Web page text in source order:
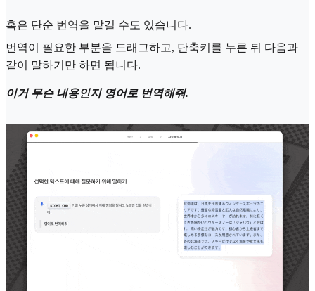
혹은 단순 번역을 맡길 수도 있습니다.
번역이 필요한 부분을 드래그하고, 단축키를 누른 뒤 다음과
같이 말하기만 하면 됩니다.
이거 무슨 내용인지 영어로 번역해줘.